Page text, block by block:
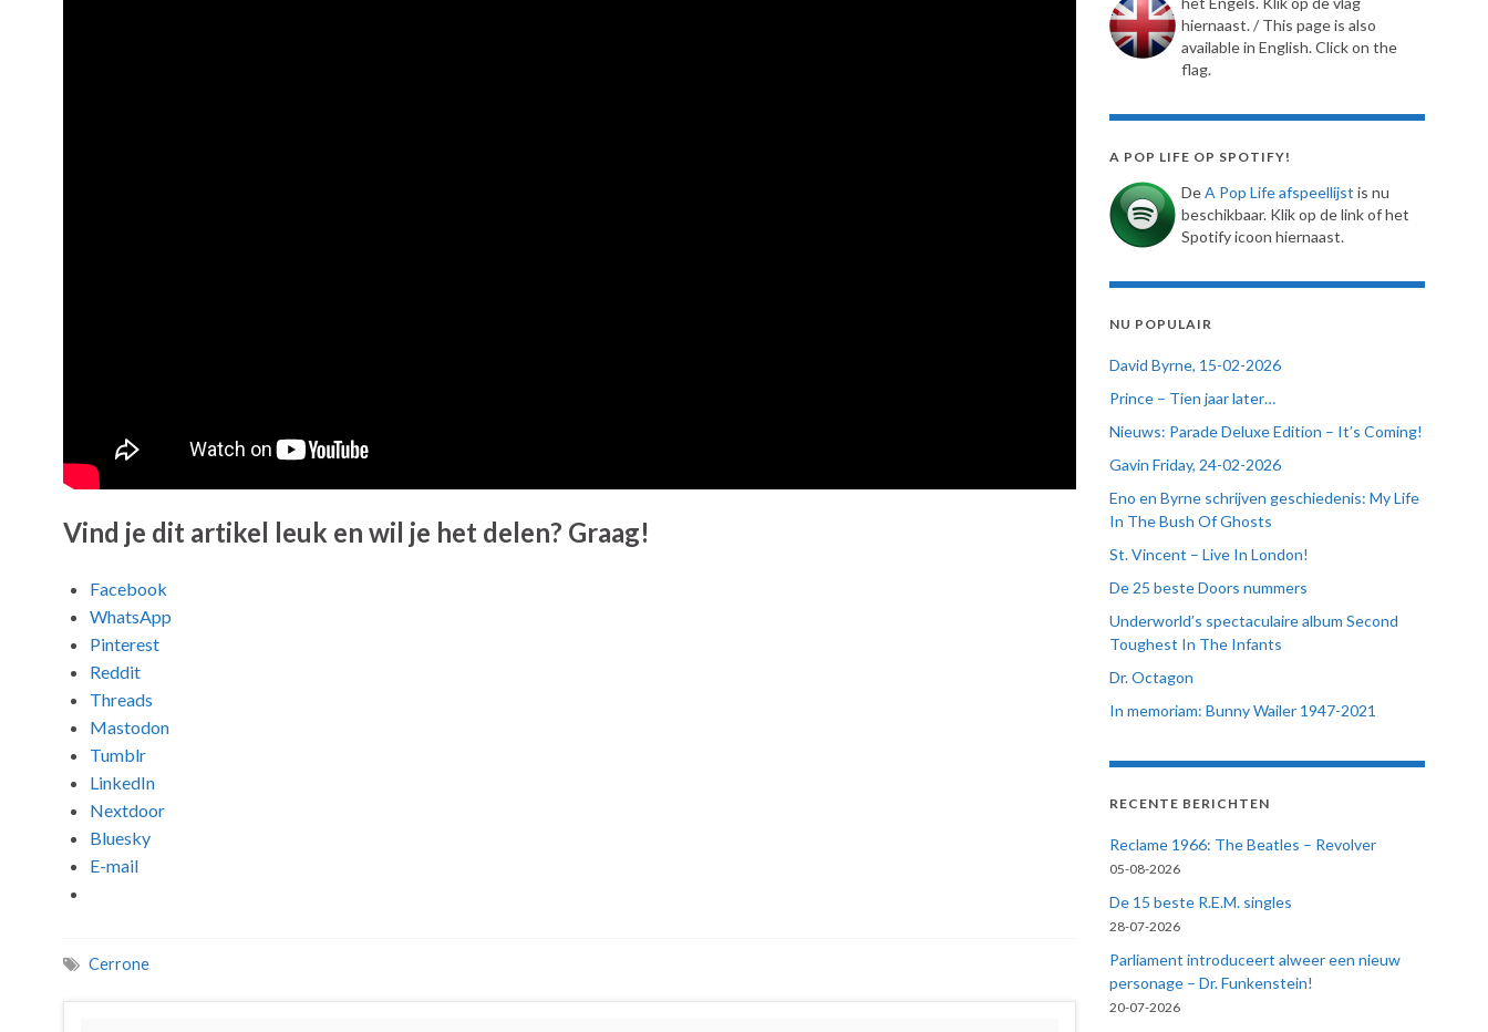
Vind je dit artikel leuk en wil je het delen? Graag!
Facebook
WhatsApp
Pinterest
Reddit
Threads
Mastodon
Tumblr
LinkedIn
Nextdoor
Bluesky
E-mail
Cerrone
hiernaast. / This page is also
available in English. Click on the
flag.
A POP LIFE OP SPOTIFY!
DeA Pop Life afspeellijst is nu
beschikbaar. Klik op de link of het
Spotify icoon hiernaast.
NU POPULAIR
David Byrne, 15-02-2026
Prince – Tien jaar later…
Nieuws: Parade Deluxe Edition – It’s Coming!
Gavin Friday, 24-02-2026
Eno en Byrne schrijven geschiedenis: My Life
In The Bush Of Ghosts
St. Vincent – Live In London!
De 25 beste Doors nummers
Underworld’s spectaculaire album Second
Toughest In The Infants
Dr. Octagon
In memoriam: Bunny Wailer 1947-2021
RECENTE BERICHTEN
Reclame 1966: The Beatles – Revolver
05-08-2026
De 15 beste R.E.M. singles
28-07-2026
Parliament introduceert alweer een nieuw
personage – Dr. Funkenstein!
20-07-2026